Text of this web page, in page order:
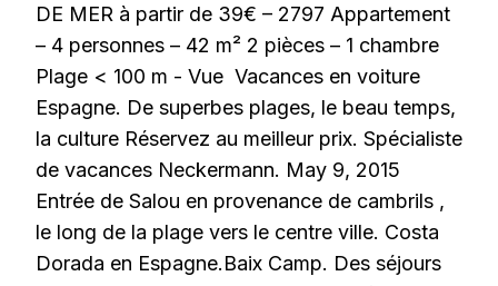
DE MER à partir de 39€ – 2797 Appartement
– 4 personnes – 42 m² 2 pièces – 1 chambre
Plage < 100 m - Vue Vacances en voiture
Espagne. De superbes plages, le beau temps,
la culture Réservez au meilleur prix. Spécialiste
de vacances Neckermann. May 9, 2015
Entrée de Salou en provenance de cambrils ,
le long de la plage vers le centre ville. Costa
Dorada en Espagne.Baix Camp. Des séjours